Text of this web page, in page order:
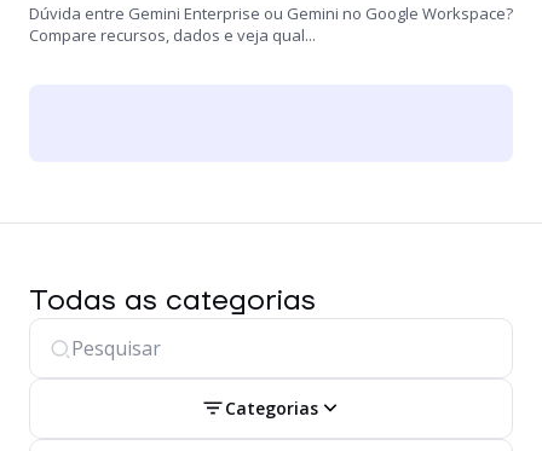
Dúvida entre Gemini Enterprise ou Gemini no Google Workspace?
Compare recursos, dados e veja qual...
Todas as categorias
Categorias